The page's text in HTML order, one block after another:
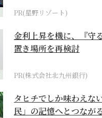
PR(星野リゾート)
金利上昇を機に、『守
置き場所を再検討
PR(株式会社北九州銀行)
タヒチでしか味わえな
民」の記憶へとつなが